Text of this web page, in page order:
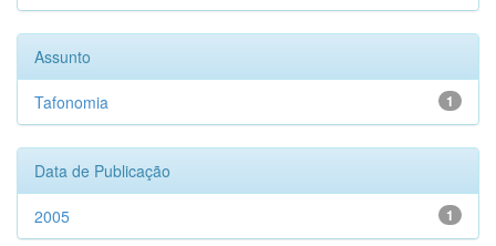
Assunto
1
Tafonomia
Data de Publicação
1
2005